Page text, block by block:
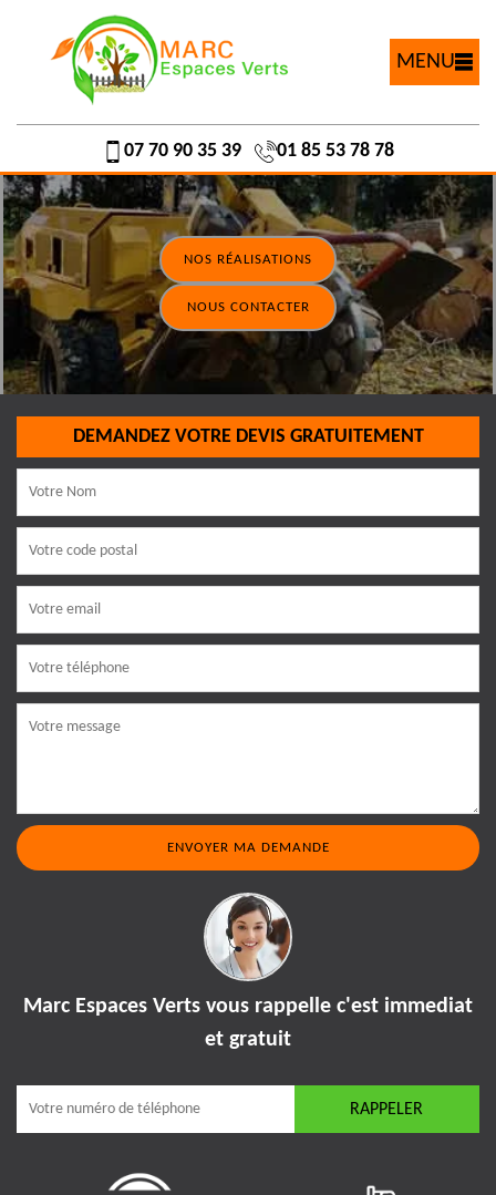
MENU
07 70 90 35 39 01 85 53 78 78
NOS RÉALISATIONS
NOUS CONTACTER
DEMANDEZ VOTRE DEVIS GRATUITEMENT
Marc Espaces Verts vous rappelle c'est immediat
et gratuit